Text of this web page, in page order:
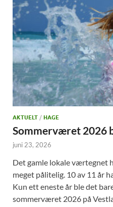
AKTUELT / HAGE
Sommerværet 2026
juni 23, 2026
Det gamle lokale værtegnet
meget pålitelig. 10 av 11 år
Kun ett eneste år ble det
sommerværet 2026 på